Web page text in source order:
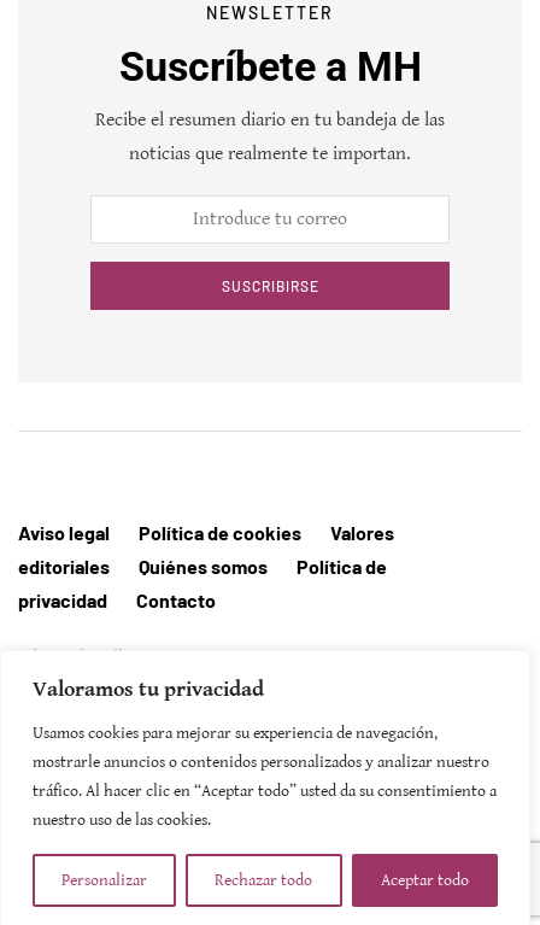
Valoramos tu privacidad
Usamos cookies para mejorar su experiencia de navegación,
mostrarle anuncios o contenidos personalizados y analizar nuestro
tráfico. Al hacer clic en “Aceptar todo” usted da su consentimiento a
nuestro uso de las cookies.
Personalizar Rechazar todo Aceptar todo
NEWSLETTER
Suscríbete a MH
Recibe el resumen diario en tu bandeja de las
noticias que realmente te importan.
SUSCRIBIRSE
Aviso legal Política de cookies
Valores
editoriales
Quiénes somos
Política de
privacidad
Contacto
Editorial MallorcaHora
SUSCRIBIRSE